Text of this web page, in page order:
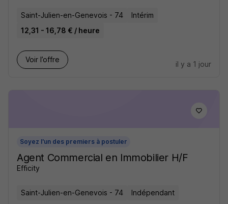
Saint-Julien-en-Genevois - 74
Intérim
12,31 - 16,78 € / heure
Voir l’offre
il y a 1 jour
Soyez l'un des premiers à postuler
Agent Commercial en Immobilier H/F
Efficity
Saint-Julien-en-Genevois - 74 Indépendant